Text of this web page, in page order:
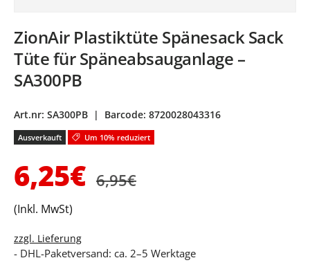
ZionAir Plastiktüte Spänesack Sack
Tüte für Späneabsauganlage –
SA300PB
Art.nr: SA300PB | Barcode: 8720028043316
Ausverkauft Um 10% reduziert
Verkaufspreis
6,25€ 6,95€
(Inkl. MwSt)
zzgl. Lieferung
- DHL-Paketversand: ca. 2–5 Werktage